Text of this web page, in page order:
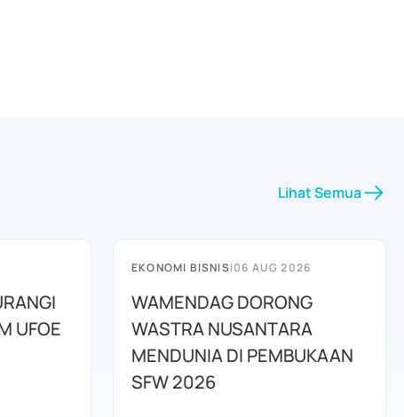
Lihat Semua
UFOE
EKONOMI BISNIS|06 AUG 2026
WAMENDAG DORONG
WASTRA NUSANTARA
MENDUNIA DI PEMBUKAAN
SFW 2026